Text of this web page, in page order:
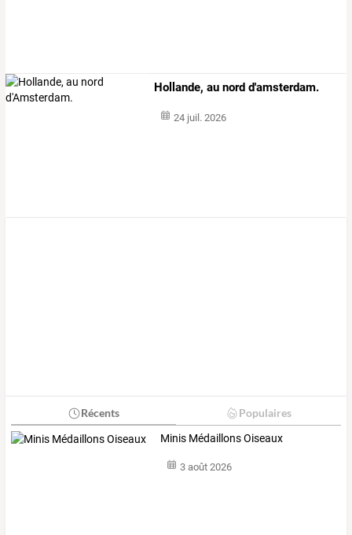
Hollande, au nord d'amsterdam.
24 juil. 2026
Récents Populaires
Minis Médaillons Oiseaux
3 août 2026